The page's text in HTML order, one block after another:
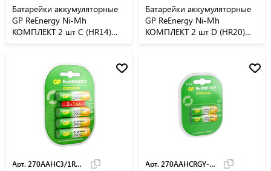
Батарейки аккумуляторные
GP ReEnergy Ni-Mh
КОМПЛЕКТ 2 шт С (HR14)
Батарейки аккумуляторные
GP ReEnergy Ni-Mh
КОМПЛЕКТ 2 шт D (HR20)
Арт. 270AAHC3/1RGY-2 Арт. 270AAHCRGY-2CR